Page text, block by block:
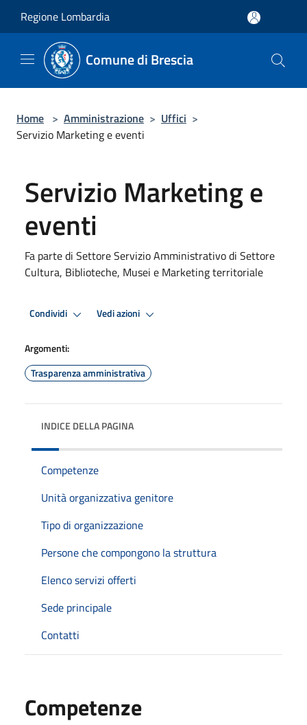
Regione Lombardia
Comune di Brescia
Home > Amministrazione > Uffici >
Servizio Marketing e eventi
Servizio Marketing e
eventi
Fa parte di Settore Servizio Amministrativo di Settore
Cultura, Biblioteche, Musei e Marketing territoriale
Condividi Vedi azioni
Argomenti:
Trasparenza amministrativa
INDICE DELLA PAGINA
Competenze
Unità organizzativa genitore
Tipo di organizzazione
Persone che compongono la struttura
Elenco servizi offerti
Sede principale
Contatti
Competenze